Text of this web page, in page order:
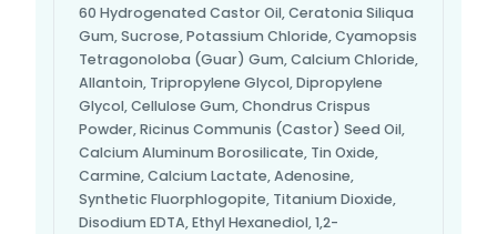
60 Hydrogenated Castor Oil, Ceratonia Siliqua
Gum, Sucrose, Potassium Chloride, Cyamopsis
Tetragonoloba (Guar) Gum, Calcium Chloride,
Allantoin, Tripropylene Glycol, Dipropylene
Glycol, Cellulose Gum, Chondrus Crispus
Powder, Ricinus Communis (Castor) Seed Oil,
Calcium Aluminum Borosilicate, Tin Oxide,
Carmine, Calcium Lactate, Adenosine,
Synthetic Fluorphlogopite, Titanium Dioxide,
Disodium EDTA, Ethyl Hexanediol, 1,2-